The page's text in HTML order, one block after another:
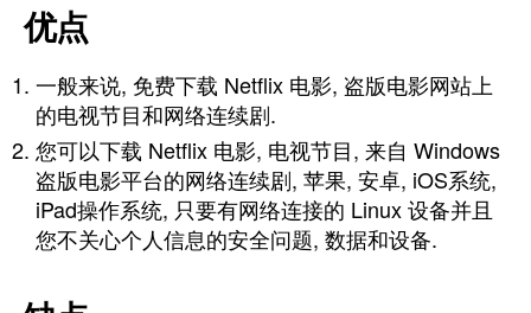
优点
一般来说, 免费下载 Netflix 电影, 盗版电影网站上
的电视节目和网络连续剧.
您可以下载 Netflix 电影, 电视节目, 来自 Windows
盗版电影平台的网络连续剧, 苹果, 安卓, iOS系统,
iPad操作系统, 只要有网络连接的 Linux 设备并且
您不关心个人信息的安全问题, 数据和设备.